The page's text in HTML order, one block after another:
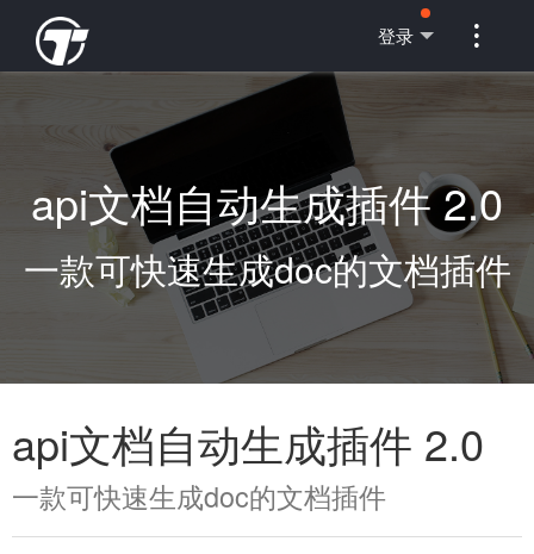
登录 
api文档自动生成插件 2.0
一款可快速生成doc的文档插件
api文档自动生成插件 2.0
一款可快速生成doc的文档插件